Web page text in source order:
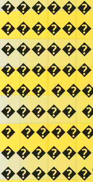
���
�����
�
������"